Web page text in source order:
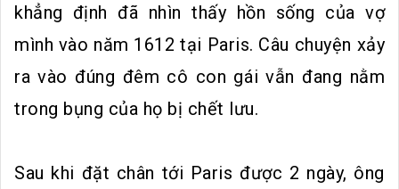
khẳng định đã nhìn thấy hồn sống của vợ
mình vào năm 1612 tại Paris. Câu chuyện xảy
ra vào đúng đêm cô con gái vẫn đang nằm
trong bụng của họ bị chết lưu.
Sau khi đặt chân tới Paris được 2 ngày, ông